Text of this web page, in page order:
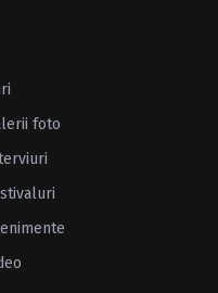
foto